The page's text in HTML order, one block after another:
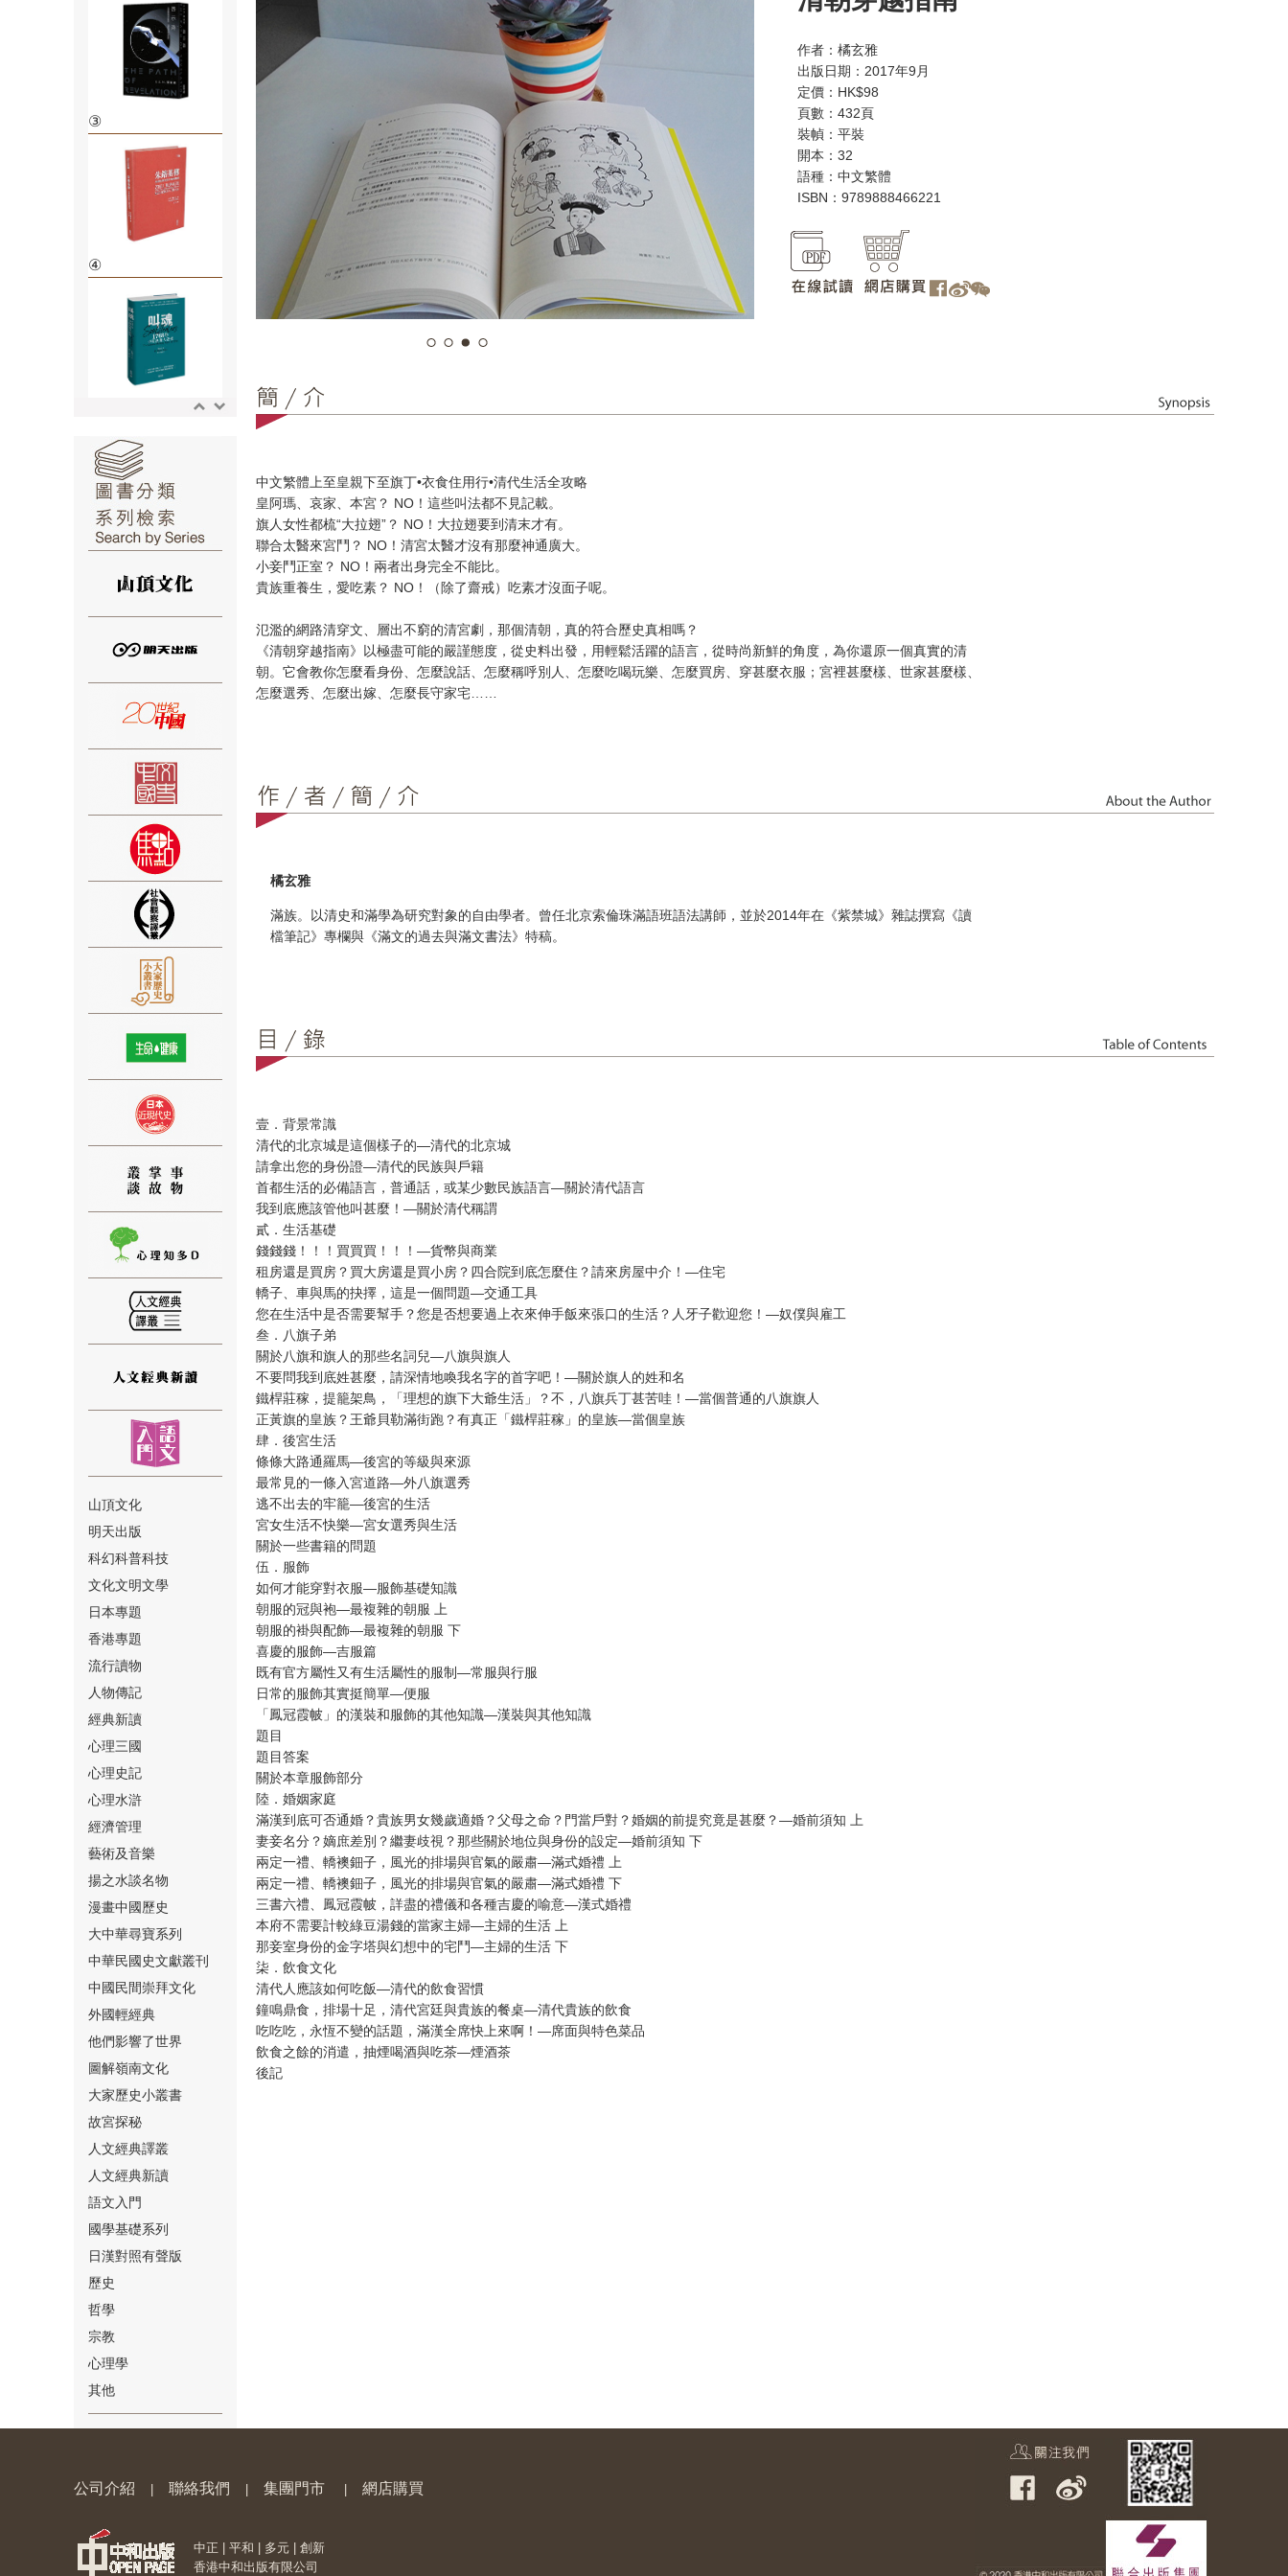
③
④
⑥
⑫
⑬
⑭
⑮
⑯
⑰
⑱
⑳
山頂文化
明天出版
科幻科普科技
文化文明文學
日本專題
香港專題
流行讀物
人物傳記
經典新讀
心理三國
心理史記
心理水滸
經濟管理
藝術及音樂
揚之水談名物
漫畫中國歷史
大中華尋寶系列
中華民國史文獻叢刊
中國民間崇拜文化
外國輕經典
他們影響了世界
圖解嶺南文化
大家歷史小叢書
故宮探秘
人文經典譯叢
人文經典新讀
語文入門
國學基礎系列
日漢對照有聲版
歷史
哲學
宗教
心理學
其他
作者：橘玄雅
出版日期：2017年9月
定價：HK$98
頁數：432頁
裝幀：平裝
開本：32
語種：中文繁體
ISBN：9789888466221
中文繁體上至皇親下至旗丁•衣食住用行•清代生活全攻略
皇阿瑪、哀家、本宮？ NO！這些叫法都不見記載。
旗人女性都梳“大拉翅”？ NO！大拉翅要到清末才有。
聯合太醫來宮鬥？ NO！清宮太醫才沒有那麼神通廣大。
小妾鬥正室？ NO！兩者出身完全不能比。
貴族重養生，愛吃素？ NO！（除了齋戒）吃素才沒面子呢。
氾濫的網路清穿文、層出不窮的清宮劇，那個清朝，真的符合歷史真相嗎？
《清朝穿越指南》以極盡可能的嚴謹態度，從史料出發，用輕鬆活躍的語言，從時尚新鮮的角度，為你還原一個真實的清
朝。它會教你怎麼看身份、怎麼說話、怎麼稱呼別人、怎麼吃喝玩樂、怎麼買房、穿甚麼衣服；宮裡甚麼樣、世家甚麼樣、
怎麼選秀、怎麼出嫁、怎麼長守家宅……
橘玄雅
滿族。以清史和滿學為研究對象的自由學者。曾任北京索倫珠滿語班語法講師，並於2014年在《紫禁城》雜誌撰寫《讀
檔筆記》專欄與《滿文的過去與滿文書法》特稿。
壹．背景常識
清代的北京城是這個樣子的—清代的北京城
請拿出您的身份證—清代的民族與戶籍
首都生活的必備語言，普通話，或某少數民族語言—關於清代語言
我到底應該管他叫甚麼！—關於清代稱謂
貳．生活基礎
錢錢錢！！！買買買！！！—貨幣與商業
租房還是買房？買大房還是買小房？四合院到底怎麼住？請來房屋中介！—住宅
轎子、車與馬的抉擇，這是一個問題—交通工具
您在生活中是否需要幫手？您是否想要過上衣來伸手飯來張口的生活？人牙子歡迎您！—奴僕與雇工
叁．八旗子弟
關於八旗和旗人的那些名詞兒—八旗與旗人
不要問我到底姓甚麼，請深情地喚我名字的首字吧！—關於旗人的姓和名
鐵桿莊稼，提籠架鳥，「理想的旗下大爺生活」？不，八旗兵丁甚苦哇！—當個普通的八旗旗人
正黃旗的皇族？王爺貝勒滿街跑？有真正「鐵桿莊稼」的皇族—當個皇族
肆．後宮生活
條條大路通羅馬—後宮的等級與來源
最常見的一條入宮道路—外八旗選秀
逃不出去的牢籠—後宮的生活
宮女生活不快樂—宮女選秀與生活
關於一些書籍的問題
伍．服飾
如何才能穿對衣服—服飾基礎知識
朝服的冠與袍—最複雜的朝服 上
朝服的褂與配飾—最複雜的朝服 下
喜慶的服飾—吉服篇
既有官方屬性又有生活屬性的服制—常服與行服
日常的服飾其實挺簡單—便服
「鳳冠霞帔」的漢裝和服飾的其他知識—漢裝與其他知識
題目
題目答案
關於本章服飾部分
陸．婚姻家庭
滿漢到底可否通婚？貴族男女幾歲適婚？父母之命？門當戶對？婚姻的前提究竟是甚麼？—婚前須知 上
妻妾名分？嫡庶差別？繼妻歧視？那些關於地位與身份的設定—婚前須知 下
兩定一禮、轎襖鈿子，風光的排場與官氣的嚴肅—滿式婚禮 上
兩定一禮、轎襖鈿子，風光的排場與官氣的嚴肅—滿式婚禮 下
三書六禮、鳳冠霞帔，詳盡的禮儀和各種吉慶的喻意—漢式婚禮
本府不需要計較綠豆湯錢的當家主婦—主婦的生活 上
那妾室身份的金字塔與幻想中的宅鬥—主婦的生活 下
柒．飲食文化
清代人應該如何吃飯—清代的飲食習慣
鐘鳴鼎食，排場十足，清代宮廷與貴族的餐桌—清代貴族的飲食
吃吃吃，永恆不變的話題，滿漢全席快上來啊！—席面與特色菜品
飲食之餘的消遣，抽煙喝酒與吃茶—煙酒茶
後記
公司介紹 聯絡我們 集團門市 網店購買
中正 | 平和 | 多元 | 創新
香港中和出版有限公司